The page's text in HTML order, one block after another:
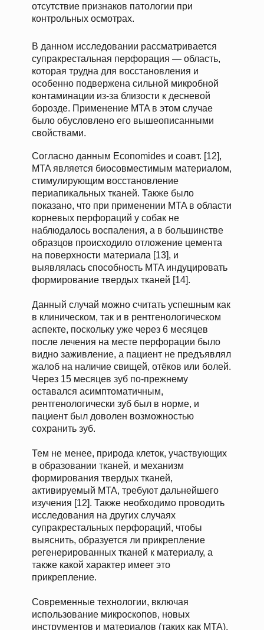
отсутствие признаков патологии при
контрольных осмотрах.
В данном исследовании рассматривается
супракрестальная перфорация — область,
которая трудна для восстановления и
особенно подвержена сильной микробной
контаминации из-за близости к десневой
борозде. Применение MTA в этом случае
было обусловлено его вышеописанными
свойствами.
Данный случай можно считать успешным как
в клиническом, так и в рентгенологическом
аспекте, поскольку уже через 6 месяцев
после лечения на месте перфорации было
видно заживление, а пациент не предъявлял
жалоб на наличие свищей, отёков или болей.
Через 15 месяцев зуб по-прежнему
оставался асимптоматичным,
рентгенологически зуб был в норме, и
пациент был доволен возможностью
сохранить зуб.
Тем не менее, природа клеток, участвующих
в образовании тканей, и механизм
формирования твердых тканей,
активируемый MTA, требуют дальнейшего
изучения [12]. Также необходимо проводить
исследования на других случаях
супракрестальных перфораций, чтобы
выяснить, образуется ли прикрепление
регенерированных тканей к материалу, а
также какой характер имеет это
прикрепление.
Согласно данным Economides и соавт. [12],
MTA является биосовместимым материалом,
стимулирующим восстановление
периапикальных тканей. Также было
показано, что при применении MTA в области
корневых перфораций у собак не
наблюдалось воспаления, а в большинстве
образцов происходило отложение цемента
на поверхности материала [13], и
выявлялась способность MTA индуцировать
формирование твердых тканей [14].
Современные технологии, включая
использование микроскопов, новых
инструментов и материалов (таких как MTA),